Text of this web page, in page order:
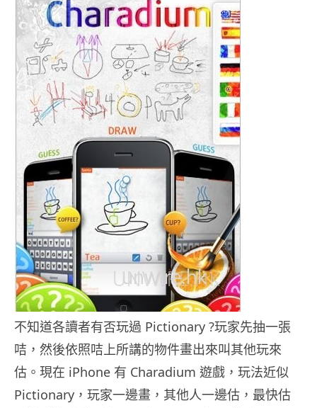
不知道各讀者有否玩過 Pictionary ?玩家先抽一張
咭，然後依照咭上所講的物件畫出來叫其他玩來
估。現在 iPhone 有 Charadium 遊戲，玩法近似
Pictionary，玩家一邊畫，其他人一邊估，最快估